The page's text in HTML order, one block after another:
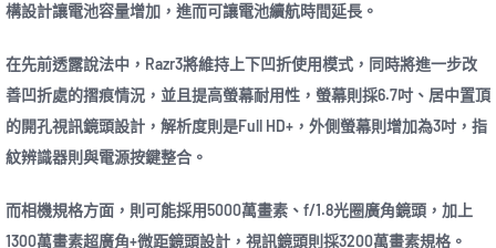
構設計讓電池容量增加，進而可讓電池續航時間延長。
在先前透露說法中，Razr3將維持上下凹折使用模式，同時將進一步改
善凹折處的摺痕情況，並且提高螢幕耐用性，螢幕則採6.7吋、居中置頂
的開孔視訊鏡頭設計，解析度則是Full HD+，外側螢幕則增加為3吋，指
紋辨識器則與電源按鍵整合。
而相機規格方面，則可能採用5000萬畫素、f/1.8光圈廣角鏡頭，加上
1300萬畫素超廣角+微距鏡頭設計，視訊鏡頭則採3200萬畫素規格。